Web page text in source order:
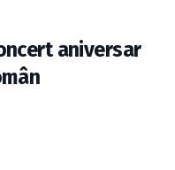
aniversar